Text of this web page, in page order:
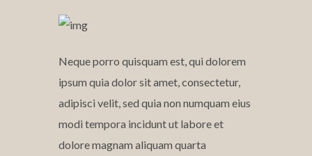
Neque porro quisquam est, qui dolorem
ipsum quia dolor sit amet, consectetur,
adipisci velit, sed quia non numquam eius
modi tempora incidunt ut labore et
dolore magnam aliquam quarta